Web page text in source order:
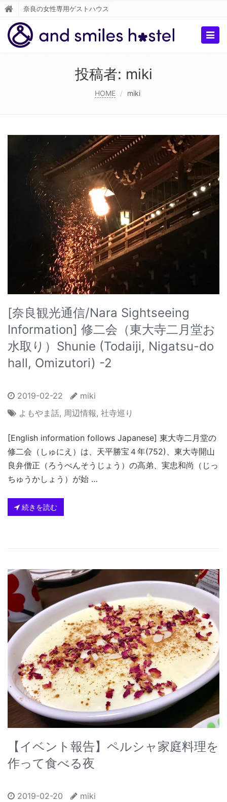
奈良の女性専用ゲストハウス
投稿者: miki
HOME miki
[奈良観光通信/Nara Sightseeing
Information] 修二会（東大寺二月堂お
水取り）Shunie (Todaiji, Nigatsu-do
hall, Omizutori) -2
2019-02-22
miki
よもやま話, 周辺情報 , 社寺巡り
[English information follows Japanese] 東大寺二月堂の
修二会（しゅにえ）は、天平勝宝４年(752)、東大寺開山
良弁僧正（ろうべんそうじょう）の高弟、実忠和尚（じっ
ちゅうかしょう）が始 …
続きを読む
【イベント報告】ペルシャ家庭料理を
作って食べる夜
2019-02-20
miki